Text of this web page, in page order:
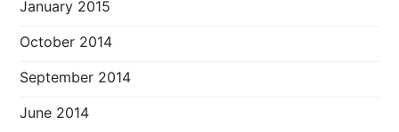
January 2015
October 2014
September 2014
June 2014